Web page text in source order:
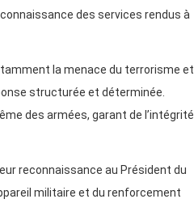
des services rendus à
la menace du terrorisme et
structurée et déterminée.
des armées, garant de l’intégrité
reconnaissance au Président du
militaire et du renforcement